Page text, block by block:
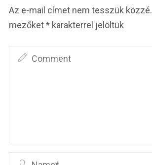
Az e-mail címet nem tesszük közzé.
mezőket* karakterrel jelöltük